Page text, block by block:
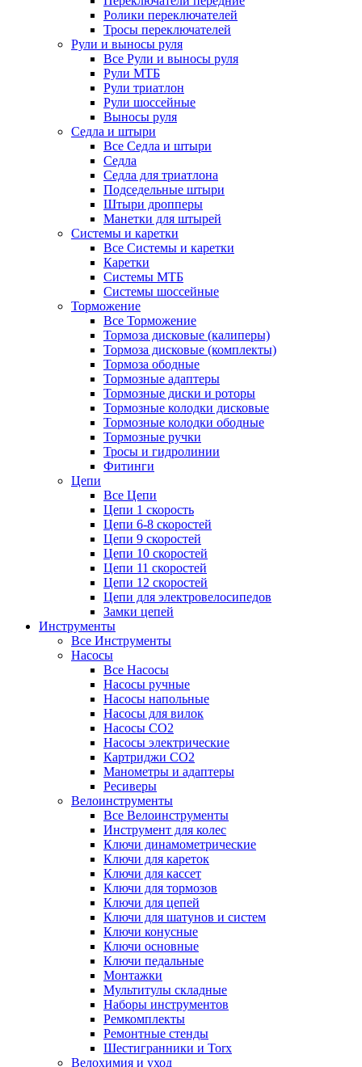
Ролики переключателей
Тросы переключателей
Рули и выносы руля
Все Рули и выносы руля
Рули МТБ
Рули триатлон
Рули шоссейные
Выносы руля
Седла и штыри
Все Седла и штыри
Седла
Седла для триатлона
Подседельные штыри
Штыри дропперы
Манетки для штырей
Системы и каретки
Все Системы и каретки
Каретки
Системы МТБ
Системы шоссейные
Торможение
Все Торможение
Тормоза дисковые (калиперы)
Тормоза дисковые (комплекты)
Тормоза ободные
Тормозные адаптеры
Тормозные диски и роторы
Тормозные колодки дисковые
Тормозные колодки ободные
Тормозные ручки
Тросы и гидролинии
Фитинги
Цепи
Все Цепи
Цепи 1 скорость
Цепи 6-8 скоростей
Цепи 9 скоростей
Цепи 10 скоростей
Цепи 11 скоростей
Цепи 12 скоростей
Цепи для электровелосипедов
Замки цепей
Инструменты
Все Инструменты
Насосы
Все Насосы
Насосы ручные
Насосы напольные
Насосы для вилок
Насосы CO2
Насосы электрические
Картриджи CO2
Манометры и адаптеры
Ресиверы
Велоинструменты
Все Велоинструменты
Инструмент для колес
Ключи динамометрические
Ключи для кареток
Ключи для кассет
Ключи для тормозов
Ключи для цепей
Ключи для шатунов и систем
Ключи конусные
Ключи основные
Ключи педальные
Монтажки
Мультитулы складные
Наборы инструментов
Ремкомплекты
Ремонтные стенды
Шестигранники и Torx
Велохимия и уход